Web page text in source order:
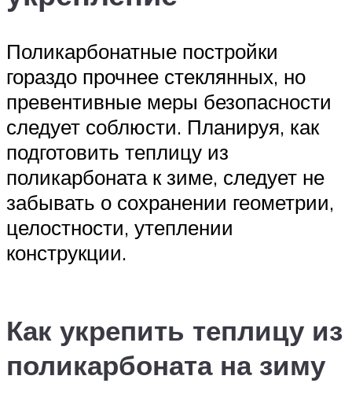
Поликарбонатные постройки
гораздо прочнее стеклянных, но
превентивные меры безопасности
следует соблюсти. Планируя, как
подготовить теплицу из
поликарбоната к зиме, следует не
забывать о сохранении геометрии,
целостности, утеплении
конструкции.
Как укрепить теплицу из
поликарбоната на зиму